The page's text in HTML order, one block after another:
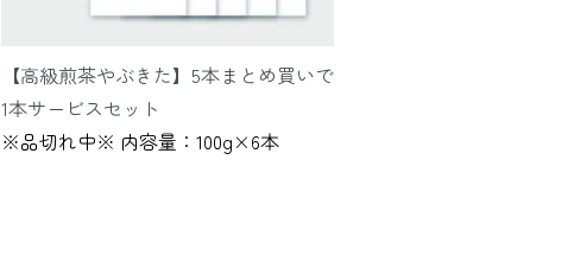
【高級煎茶やぶきた】5本まとめ買いで
1本サービスセット
※品切れ中※ 内容量：100g×6本